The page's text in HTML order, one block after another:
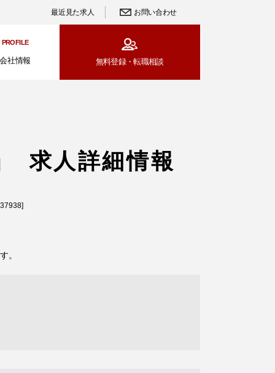
最近見た求人 お問い合わせ
PROFILE
会社情報 無料登録・転職相談
求人詳細情報
。